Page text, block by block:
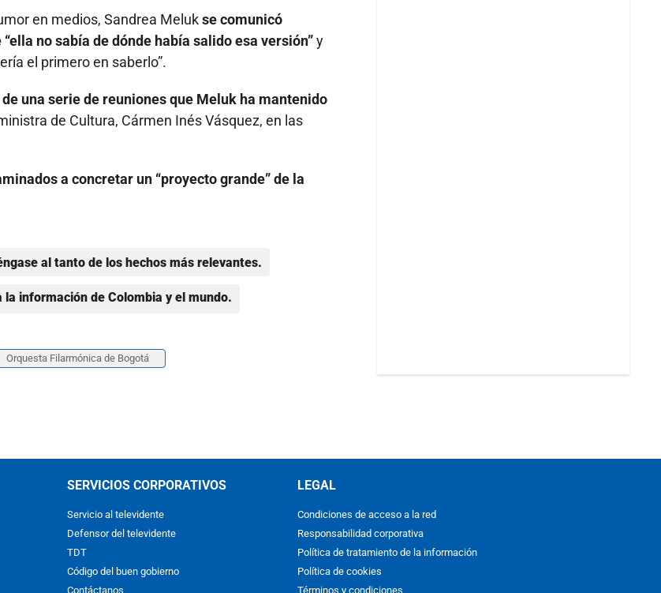
en medios, Sandrea Melukse comunicó
no sabía de dónde había salido esa versión”y
el primero en saberlo”.
una serie de reuniones que Meluk ha mantenido
de Cultura, Cármen Inés Vásquez, en las
a concretar un “proyecto grande” de la
al tanto de los hechos más relevantes.
información de Colombia y el mundo.
Orquesta Filarmónica de Bogotá
SERVICIOS CORPORATIVOS
Servicio al televidente
Defensor del televidente
TDT
Código del buen gobierno
Contáctanos
LEGAL
Condiciones de acceso a la red
Responsabilidad corporativa
Política de tratamiento de la información
Política de cookies
Términos y condiciones